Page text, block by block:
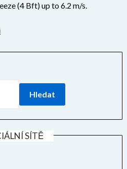
(4 Bft) up to 6.2 m/s.
Hledat
SÍTĚ